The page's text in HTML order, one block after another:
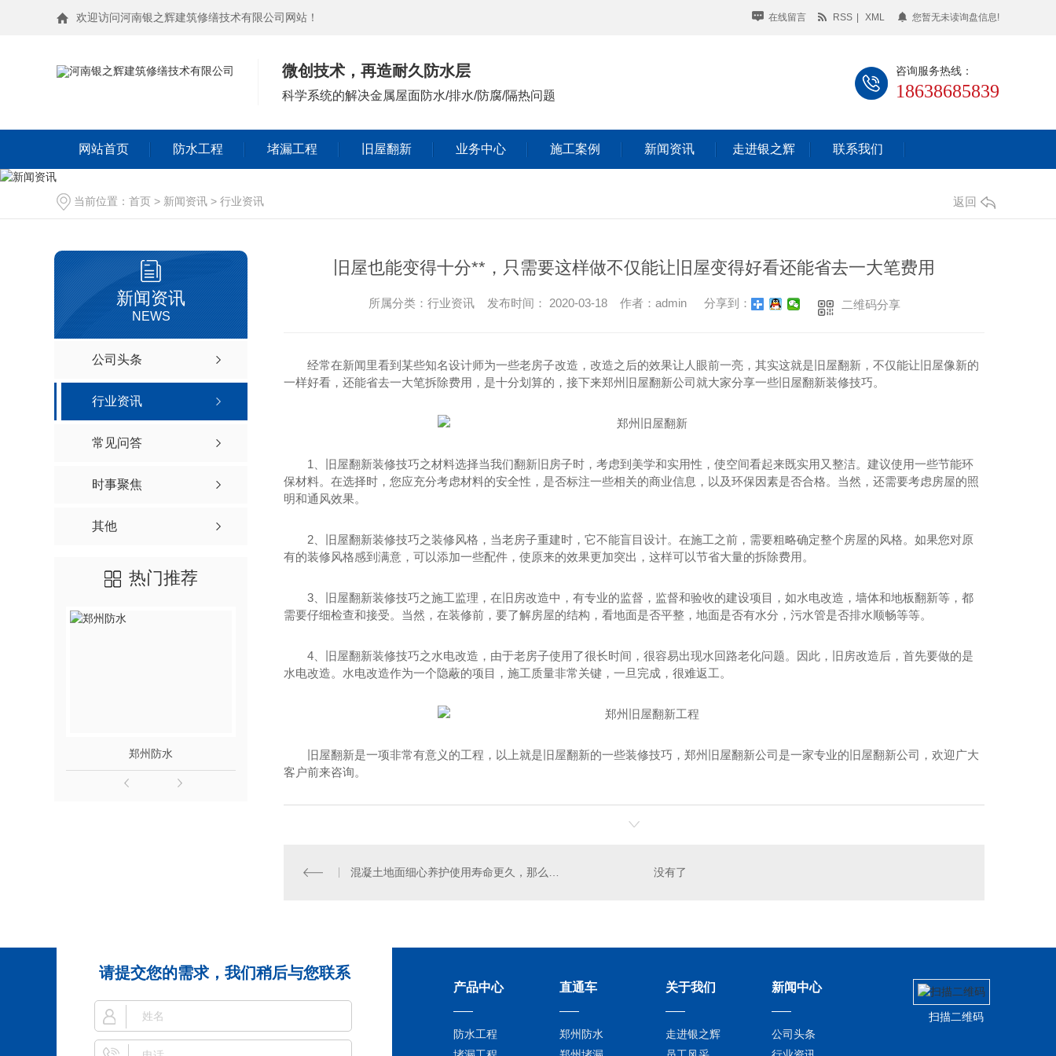
欢迎访问河南银之辉建筑修缮技术有限公司网站！ 您暂无未读询盘信息!
在线留言 RSS XML
微创技术，再造耐久防水层
科学系统的解决金属屋面防水/排水/防腐/隔热问题
咨询服务热线：
18638685839
网站首页 防水工程 堵漏工程
地下室漏水
旧屋翻新 业务中心 施工案例 新闻资讯
行业资讯
常见问答
走进银之辉 联系我们
当前位置： 首页 > 新闻资讯 > 行业资讯 返回
新闻资讯
NEWS
公司头条
行业资讯
常见问答
时事聚焦
其他
热门推荐
郑州防水 郑州堵漏 郑州旧屋翻新 河南国家油脂储备库门卫室翻新
旧屋也能变得十分**，只需要这样做不仅能让旧屋变得好看还能省去一大笔费用
所属分类：行业资讯 发布时间： 2020-03-18 作者：admin 分享到： 二维码分享
经常在新闻里看到某些知名设计师为一些老房子改造，改造之后的效果让人眼前一亮，其实这就是旧屋翻新，不仅能让旧屋像新的
一样好看，还能省去一大笔拆除费用，是十分划算的，接下来郑州旧屋翻新公司就大家分享一些旧屋翻新装修技巧。
1、旧屋翻新装修技巧之材料选择当我们翻新旧房子时，考虑到美学和实用性，使空间看起来既实用又整洁。建议使用一些节能环
保材料。在选择时，您应充分考虑材料的安全性，是否标注一些相关的商业信息，以及环保因素是否合格。当然，还需要考虑房屋的照
明和通风效果。
2、旧屋翻新装修技巧之装修风格，当老房子重建时，它不能盲目设计。在施工之前，需要粗略确定整个房屋的风格。如果您对原
有的装修风格感到满意，可以添加一些配件，使原来的效果更加突出，这样可以节省大量的拆除费用。
3、旧屋翻新装修技巧之施工监理，在旧房改造中，有专业的监督，监督和验收的建设项目，如水电改造，墙体和地板翻新等，都
需要仔细检查和接受。当然，在装修前，要了解房屋的结构，看地面是否平整，地面是否有水分，污水管是否排水顺畅等等。
4、旧屋翻新装修技巧之水电改造，由于老房子使用了很长时间，很容易出现水回路老化问题。因此，旧房改造后，首先要做的是
水电改造。水电改造作为一个隐蔽的项目，施工质量非常关键，一旦完成，很难返工。
旧屋翻新是一项非常有意义的工程，以上就是旧屋翻新的一些装修技巧，郑州旧屋翻新公司是一家专业的旧屋翻新公司，欢迎广大
客户前来咨询。
混凝土地面细心养护使用寿命更久，那么如何对混凝土地面进行养护你知道吗？ 没有了
请提交您的需求，我们稍后与您联系
产品中心
防水工程
直通车
郑州防水
关于我们
走进银之辉
新闻中心
公司头条
扫描二维码